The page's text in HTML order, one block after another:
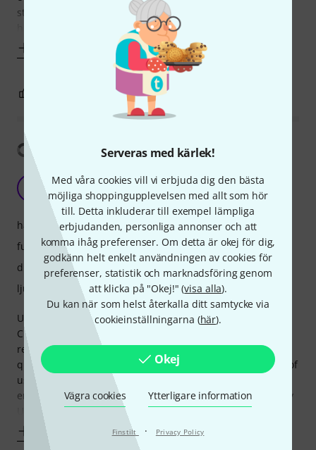
Serveras med kärlek!
Med våra cookies vill vi erbjuda dig den bästa
möjliga shoppingupplevelsen med allt som hör
till. Detta inkluderar till exempel lämpliga
erbjudanden, personliga annonser och att
komma ihåg preferenser. Om detta är okej för dig,
godkänn helt enkelt användningen av cookies för
preferenser, statistik och marknadsföring genom
att klicka på "Okej!" (visa alla).
Du kan när som helst återkalla ditt samtycke via
cookieinställningarna (här).
Okej
Vägra cookies Ytterligare information
Finstilt · Privacy Policy
studio as well, since the Apollo plugins can run on this
ANMÄL RECENSION
Visa översättning
Upgrade from Focusrite Clarett Pre 2USB
Kriss Jun 04.01.2024
Upgrading to the Apollo Twin X USB from the Focusrite
Clarett Pre 2USB has been a significant step up in my
recording and production capabilities. The superior audio
quality, coupled with the power of UAD plug-ins and ease of
use, makes it an excellent choice for serious home studio
enthusiasts and professionals alike. I also bought the Lindy
USB 3.2 Cable Typ A/C
hantverkskvalitet
funktioner
drift
ljud